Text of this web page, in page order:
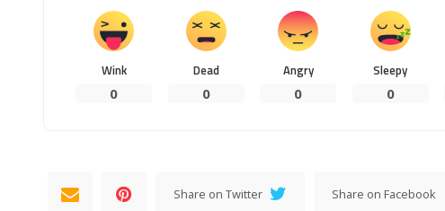
Sleepy
0
Angry
0
Dead
0
Wink
0
Share on Facebook
Share on Twitter